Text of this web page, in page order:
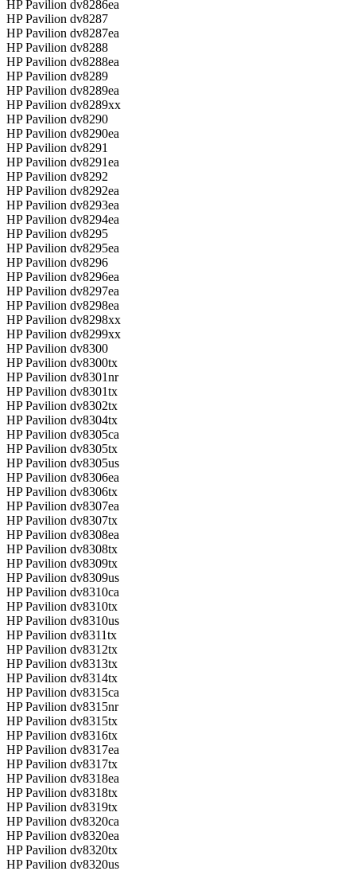
HP Pavilion dv8286ea
HP Pavilion dv8287
HP Pavilion dv8287ea
HP Pavilion dv8288
HP Pavilion dv8288ea
HP Pavilion dv8289
HP Pavilion dv8289ea
HP Pavilion dv8289xx
HP Pavilion dv8290
HP Pavilion dv8290ea
HP Pavilion dv8291
HP Pavilion dv8291ea
HP Pavilion dv8292
HP Pavilion dv8292ea
HP Pavilion dv8293ea
HP Pavilion dv8294ea
HP Pavilion dv8295
HP Pavilion dv8295ea
HP Pavilion dv8296
HP Pavilion dv8296ea
HP Pavilion dv8297ea
HP Pavilion dv8298ea
HP Pavilion dv8298xx
HP Pavilion dv8299xx
HP Pavilion dv8300
HP Pavilion dv8300tx
HP Pavilion dv8301nr
HP Pavilion dv8301tx
HP Pavilion dv8302tx
HP Pavilion dv8304tx
HP Pavilion dv8305ca
HP Pavilion dv8305tx
HP Pavilion dv8305us
HP Pavilion dv8306ea
HP Pavilion dv8306tx
HP Pavilion dv8307ea
HP Pavilion dv8307tx
HP Pavilion dv8308ea
HP Pavilion dv8308tx
HP Pavilion dv8309tx
HP Pavilion dv8309us
HP Pavilion dv8310ca
HP Pavilion dv8310tx
HP Pavilion dv8310us
HP Pavilion dv8311tx
HP Pavilion dv8312tx
HP Pavilion dv8313tx
HP Pavilion dv8314tx
HP Pavilion dv8315ca
HP Pavilion dv8315nr
HP Pavilion dv8315tx
HP Pavilion dv8316tx
HP Pavilion dv8317ea
HP Pavilion dv8317tx
HP Pavilion dv8318ea
HP Pavilion dv8318tx
HP Pavilion dv8319tx
HP Pavilion dv8320ca
HP Pavilion dv8320ea
HP Pavilion dv8320tx
HP Pavilion dv8320us